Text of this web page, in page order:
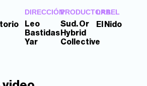
DIRECCIÓN
Leo
Bastidas
Yar
PRODUCTORA
Sud. Or
Hybrid
Collective
LABEL
El Nido